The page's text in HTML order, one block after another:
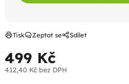
499 Kč
412,40 Kč bez DPH
Tisk Zeptat se Sdílet